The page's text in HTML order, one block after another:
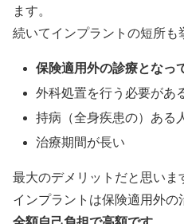
ます。
続いてインプラントの短所も
保険適用外の診療となっ
外科処置を行う必要があ
持病（全身疾患の）ある
治療期間が長い
最大のデメリットだと思いま
インプラントは保険適用外の